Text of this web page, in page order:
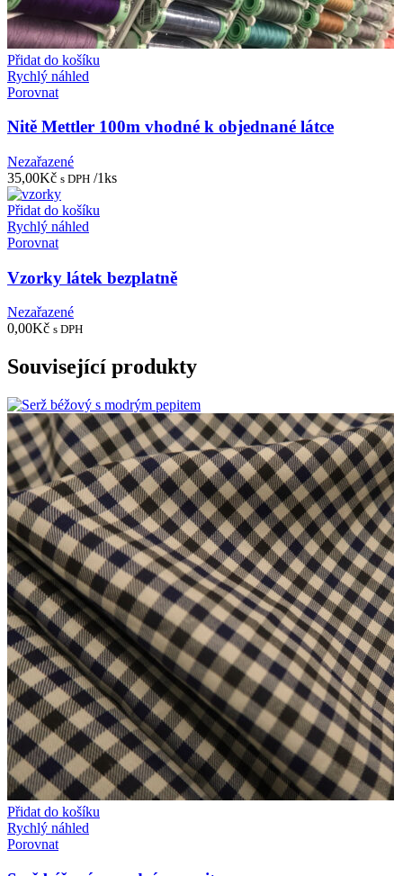
Přidat do košíku
Rychlý náhled
Porovnat
Nitě Mettler 100m vhodné k objednané látce
Nezařazené
35,00Kč s DPH /1ks
Přidat do košíku
Rychlý náhled
Porovnat
Vzorky látek bezplatně
Nezařazené
0,00Kč s DPH
Související produkty
Přidat do košíku
Rychlý náhled
Porovnat